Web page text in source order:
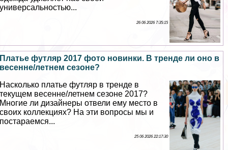
универсальностью...
26 06 2026 7:35:15
Платье футляр 2017 фото новинки. В тренде ли оно в
весенне/летнем сезоне?
Насколько платье футляр в тренде в
текущем весенне/летнем сезоне 2017?
Многие ли дизайнеры отвели ему место в
своих коллекциях? На эти вопросы мы и
постараемся...
25 06 2026 22:17:30